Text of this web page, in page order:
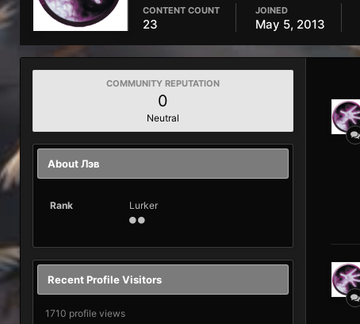
CONTENT COUNT
23
JOINED
May 5, 2013
COMMUNITY REPUTATION
0
Neutral
About Лэв
Rank Lurker
Recent Profile Visitors
1710 profile views